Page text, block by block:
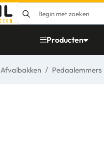
Producten
Afvalbakken / Pedaalemmers